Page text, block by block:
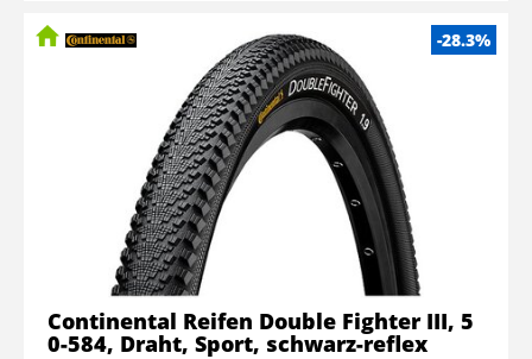
-28.3%
Continental Reifen Double Fighter III, 5
0-584, Draht, Sport, schwarz-reflex